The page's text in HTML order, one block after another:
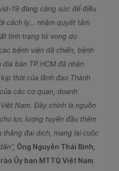
19 đang căng sức để điều
cách ly… nhằm quyết tâm
tình trạng tử vong do
bệnh viện dã chiến, bệnh
bàn TP.HCM đã nhận
thời của lãnh đạo Thành
các cơ quan, doanh
Nam. Đây chính là nguồn
lực lượng tuyến đầu thêm
thắng đại dịch, mang lại cuộc
Ông Nguyễn Thái Bình,
Ủy ban MTTQ Việt Nam